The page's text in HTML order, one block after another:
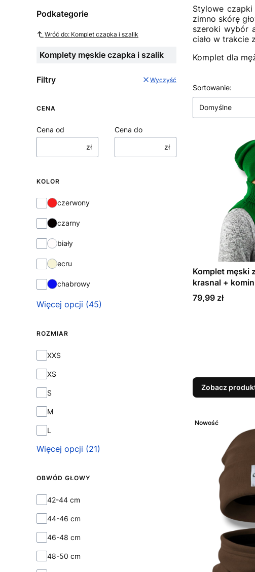
Podkategorie
Wróć do: Komplet czapka i szalik
Komplety męskie czapka i szalik
Filtry Wyczyść
CENA
Cena od
zł
Cena do
zł
KOLOR
Kolorczerwony
czarny
biały
ecru
chabrowy
Więcej opcji (45)
ROZMIAR
ROZMIAR
XXS
XS
S
M
L
Więcej opcji (21)
OBWÓD GŁOWY
Obwód głowy
42-44 cm
44-46 cm
46-48 cm
48-50 cm
Stylowe
zimno skórę
szeroki wybór
ciało w trakcie
Komplet dla
Lista
Sortowanie:
Domyślne
Komplet męski
krasnal +
| unisex
Cena
79,99 zł
Zobacz
Nowość